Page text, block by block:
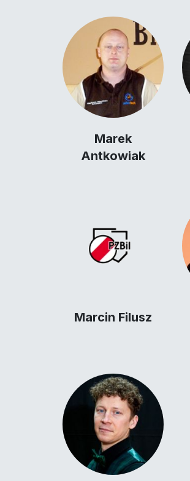
Marek
Antkowiak
Marcin Filusz